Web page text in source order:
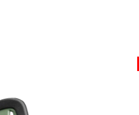
oferă un flex lateral